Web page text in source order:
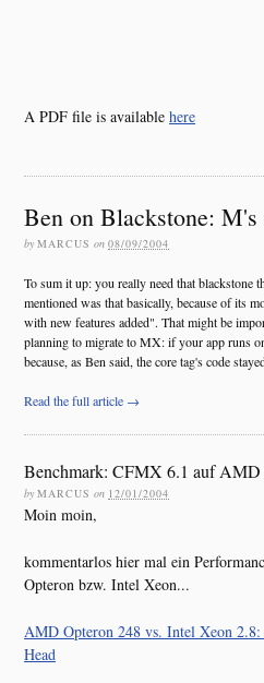
A PDF file is available here
Ben on Blackstone: M's
by MARCUS on 08/09/2004
To sum it up: you really need that blackstone
mentioned was that basically, because of its
with new features added". That might be
planning to migrate to MX: if your app runs
because, as Ben said, the core tag's code
Read the full article →
Benchmark: CFMX 6.1 auf AMD
by MARCUS on 12/01/2004
Moin moin,
kommentarlos hier mal ein
Opteron bzw. Intel Xeon...
AMD Opteron 248 vs. Intel Xeon
Head